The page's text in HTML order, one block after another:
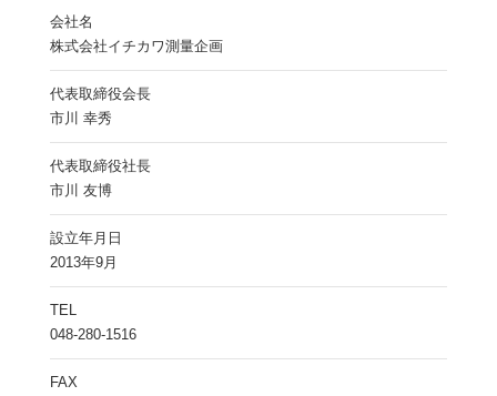
会社名
株式会社イチカワ測量企画
代表取締役会長
市川 幸秀
代表取締役社長
市川 友博
設立年月日
2013年9月
TEL
048-280-1516
FAX